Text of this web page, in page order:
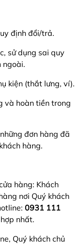
định đổi/trả.
sử dụng sai quy
ngoài.
kiện (thắt lưng, ví).
và hoàn tiền trong
đơn hàng đã
hàng.
hàng: Khách
nơi Quý khách
0931 111
nhất.
Quý khách chủ